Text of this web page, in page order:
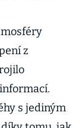
z
s jediným